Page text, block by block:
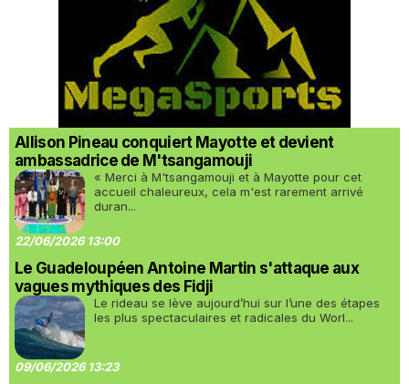
Allison Pineau conquiert Mayotte et devient
ambassadrice de M'tsangamouji
« Merci à M'tsangamouji et à Mayotte pour cet
accueil chaleureux, cela m'est rarement arrivé
duran...
22/06/2026 13:00
Le Guadeloupéen Antoine Martin s'attaque aux
vagues mythiques des Fidji
Le rideau se lève aujourd’hui sur l’une des étapes
les plus spectaculaires et radicales du Worl...
09/06/2026 13:23